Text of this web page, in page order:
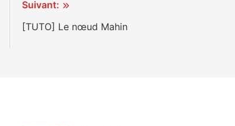
Suivant:
[TUTO] Le nœud Mahin